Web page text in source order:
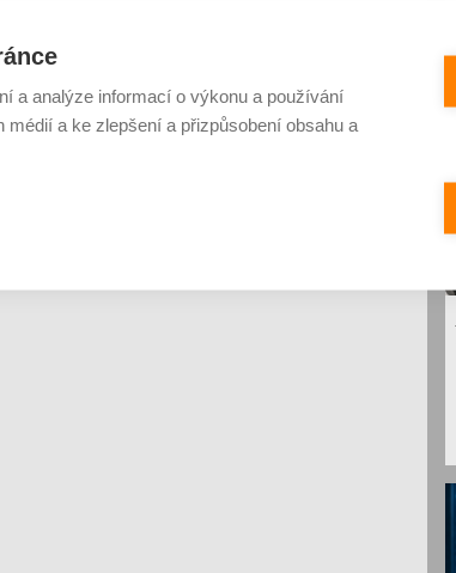
a analýze informací o výkonu a používání
a ke zlepšení a přizpůsobení obsahu a